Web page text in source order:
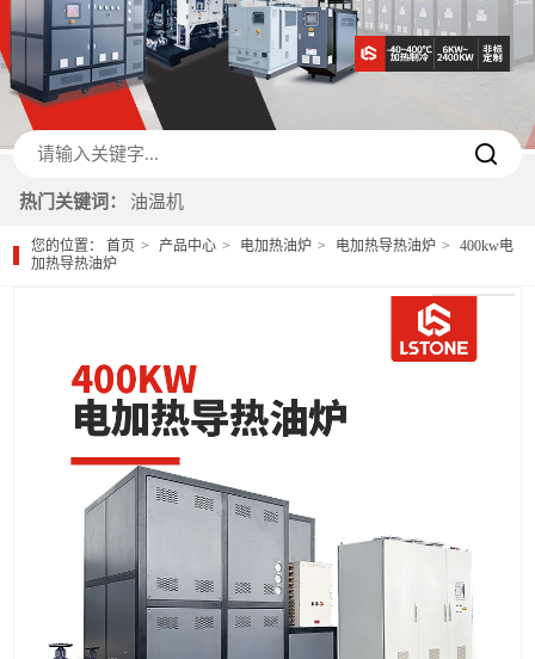
热门关键词： 油温机
您的位置：首页 产品中心 电加热油炉 电加热导热油炉
400kw电
加热导热油炉